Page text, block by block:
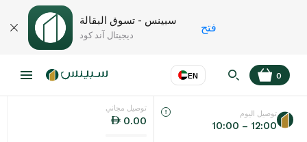
سبينس - تسوق البقالة
ديجيتال آند كود
فتح
EN
اللغة عر
0
توصيل مجاني
0.00
توصيل اليوم
10:00 – 12:00